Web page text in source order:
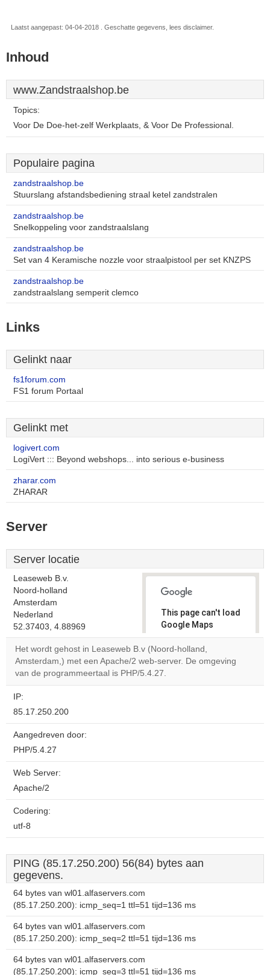
Laatst aangepast: 04-04-2018 . Geschatte gegevens, lees disclaimer.
Inhoud
www.Zandstraalshop.be
Topics:
Voor De Doe-het-zelf Werkplaats, & Voor De Professional.
Populaire pagina
zandstraalshop.be
Stuurslang afstandsbediening straal ketel zandstralen
zandstraalshop.be
Snelkoppeling voor zandstraalslang
zandstraalshop.be
Set van 4 Keramische nozzle voor straalpistool per set KNZPS
zandstraalshop.be
zandstraalslang semperit clemco
Links
Gelinkt naar
fs1forum.com
FS1 forum Portaal
Gelinkt met
logivert.com
LogiVert ::: Beyond webshops... into serious e-business
zharar.com
ZHARAR
Server
Server locatie
Leaseweb B.v.
Noord-holland
Amsterdam
Nederland
52.37403, 4.88969
This page can't load
Google Maps
correctly.
Do you
Het wordt gehost in Leaseweb B.v (Noord-holland,
Amsterdam,) met een Apache/2 web-server. De omgeving
van de programmeertaal is PHP/5.4.27.
IP:
85.17.250.200
Aangedreven door:
PHP/5.4.27
Web Server:
Apache/2
Codering:
utf-8
PING (85.17.250.200) 56(84) bytes aan
gegevens.
64 bytes van wl01.alfaservers.com
(85.17.250.200): icmp_seq=1 ttl=51 tijd=136 ms
64 bytes van wl01.alfaservers.com
(85.17.250.200): icmp_seq=2 ttl=51 tijd=136 ms
64 bytes van wl01.alfaservers.com
(85.17.250.200): icmp_seq=3 ttl=51 tijd=136 ms